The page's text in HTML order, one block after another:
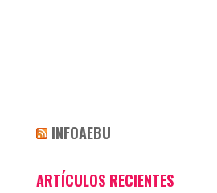
INFOAEBU
ARTÍCULOS RECIENTES